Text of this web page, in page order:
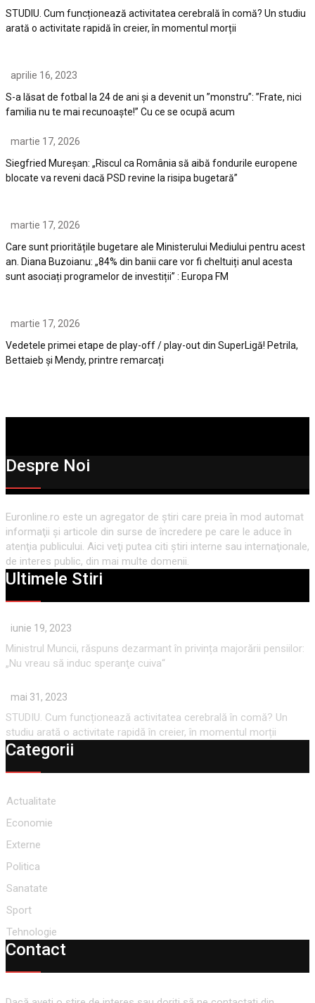
STUDIU. Cum funcționează activitatea cerebrală în comă? Un studiu
arată o activitate rapidă în creier, în momentul morții
aprilie 16, 2023
S-a lăsat de fotbal la 24 de ani și a devenit un ”monstru”: ”Frate, nici
familia nu te mai recunoaște!” Cu ce se ocupă acum
martie 17, 2026
Siegfried Mureșan: „Riscul ca România să aibă fondurile europene
blocate va reveni dacă PSD revine la risipa bugetară”
martie 17, 2026
Care sunt prioritățile bugetare ale Ministerului Mediului pentru acest
an. Diana Buzoianu: „84% din banii care vor fi cheltuiți anul acesta
sunt asociați programelor de investiții” : Europa FM
martie 17, 2026
Vedetele primei etape de play-off / play-out din SuperLigă! Petrila,
Bettaieb și Mendy, printre remarcați
Despre Noi
Euronline.ro este un agregator de ştiri care preia în mod automat
informaţii şi articole din surse de încredere pe care le aduce în
atenţia publicului. Aici veţi putea citi ştiri interne sau internaţionale,
de interes public, din mai multe domenii.
Ultimele Stiri
iunie 19, 2023
Ministrul Muncii, răspuns dezarmant în privința majorării pensiilor:
„Nu vreau să induc speranţe cuiva“
mai 31, 2023
STUDIU. Cum funcționează activitatea cerebrală în comă? Un
studiu arată o activitate rapidă în creier, în momentul morții
Categorii
Actualitate
Economie
Externe
Politica
Sanatate
Sport
Tehnologie
Contact